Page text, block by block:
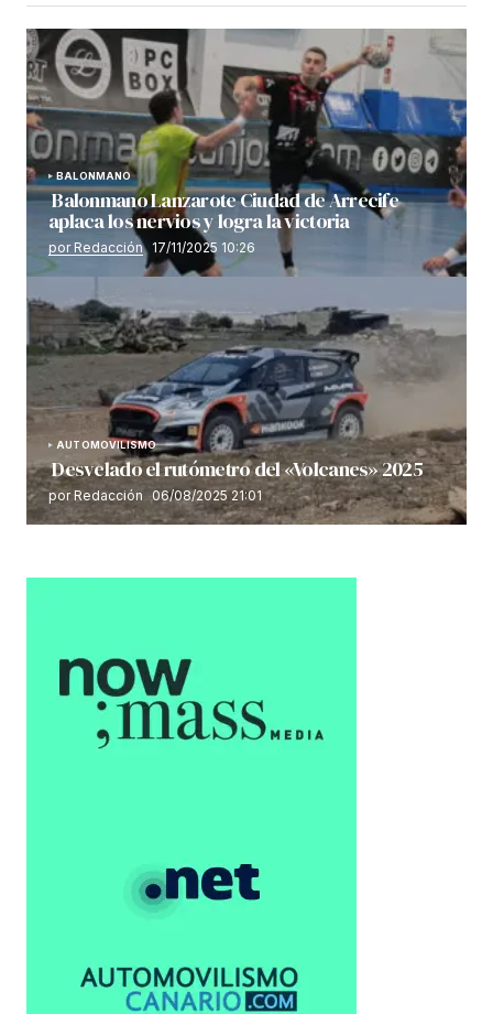
BALONMANO
Balonmano Lanzarote Ciudad de Arrecife
aplaca los nervios y logra la victoria
por Redacción 17/11/2025 10:26
AUTOMOVILISMO
Desvelado el rutómetro del «Volcanes» 2025
por Redacción 06/08/2025 21:01